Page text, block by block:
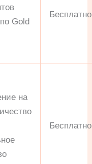
Gold
Бесплатно
на
Бесплатно